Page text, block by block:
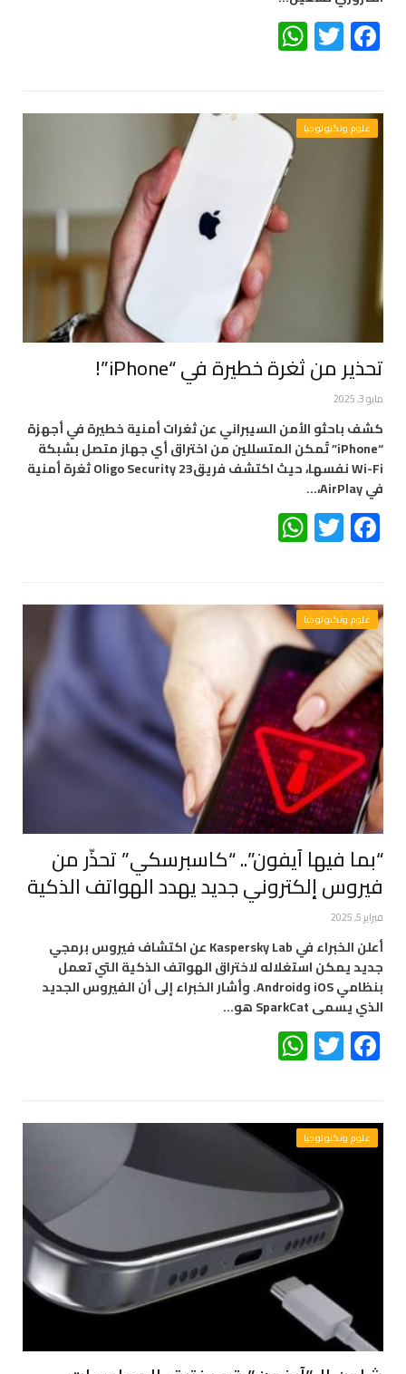
Facebook
Twitter
علوم وتكنولوجيا
تحذير من ثغرة خطيرة في “iPhone”!
مايو 3, 2025
كشف باحثو الأمن السيبراني عن ثغرات أمنية خطيرة في أجهزة
“iPhone” تُمكن المتسللين من اختراق أي جهاز متصل بشبكة
Wi-Fi نفسها، حيث اكتشف فريقOligo Security 23 ثغرة أمنية
في AirPlay،…
Facebook
Twitter
علوم وتكنولوجيا
“بما فيها آيفون”.. “كاسبرسكي” تحذّر من
فيروس إلكتروني جديد يهدد الهواتف الذكية
فبراير 5, 2025
أعلن الخبراء في Kaspersky Lab عن اكتشاف فيروس برمجي
جديد يمكن استغلاله لاختراق الهواتف الذكية التي تعمل
بنظامي iOS وAndroid. وأشار الخبراء إلى أن الفيروس الجديد
الذي يسمى SparkCat هو…
Facebook
Twitter
علوم وتكنولوجيا